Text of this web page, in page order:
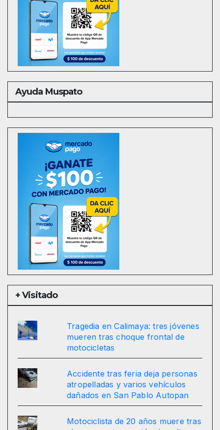
Ayuda Muspato
+ Visitado
Tragedia en Calimaya: tres jóvenes
mueren tras choque frontal de
motocicletas
Accidente tras feria deja personas
atropelladas y varios vehículos
dañados en San Pablo Autopan
Motociclista de 20 años muere tras